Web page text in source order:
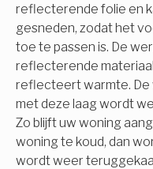
reflecterende folie en
gesneden, zodat het
toe te passen is. De
reflecterende
reflecteert warmte. De
met deze laag wordt
Zo blijft uw woning
woning te koud, dan
wordt weer